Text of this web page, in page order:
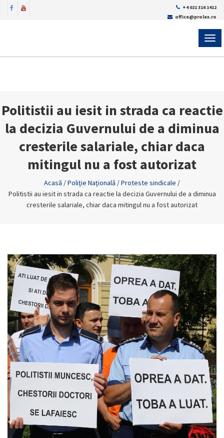
+4 021 316 1412
office@prolex.ro
Politistii au iesit in strada ca reactie
la decizia Guvernului de a diminua
cresterile salariale, chiar daca
mitingul nu a fost autorizat
Acasă /Poliţie Naţională /Proteste sindicale /
Politistii au iesit in strada ca reactie la decizia Guvernului de a diminua
cresterile salariale, chiar daca mitingul nu a fost autorizat